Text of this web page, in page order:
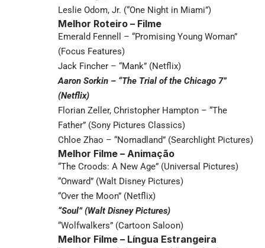
Leslie Odom, Jr. (“One Night in Miami”)
Melhor Roteiro – Filme
Emerald Fennell – “Promising Young Woman”
(Focus Features)
Jack Fincher – “Mank” (Netflix)
Aaron Sorkin – “The Trial of the Chicago 7”
(Netflix)
Florian Zeller, Christopher Hampton – “The
Father” (Sony Pictures Classics)
Chloe Zhao – “Nomadland” (Searchlight Pictures)
Melhor Filme – Animação
“The Croods: A New Age” (Universal Pictures)
“Onward” (Walt Disney Pictures)
“Over the Moon” (Netflix)
“Soul” (Walt Disney Pictures)
“Wolfwalkers” (Cartoon Saloon)
Melhor Filme – Língua Estrangeira